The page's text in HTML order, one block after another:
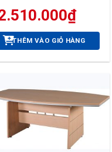
₫
THÊM VÀO GIỎ HÀNG